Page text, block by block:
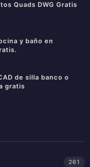
Quads DWG Gratis
y baño en
de silla banco o
gratis
261